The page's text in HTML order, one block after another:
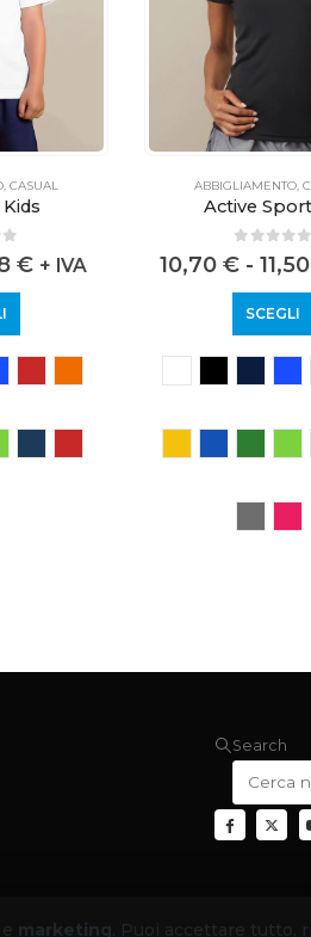
,CASUAL
5
€ + IVA
ABBIGLIAMENTO,
Active
0 out
10,70€ -
SCEGLI
Search
e marketing. Puoi accettare tutto,